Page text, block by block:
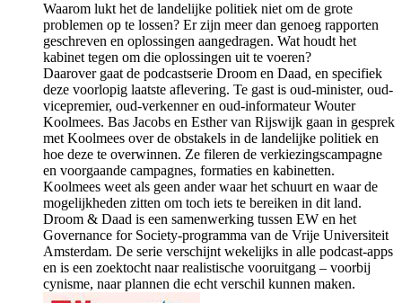
Waarom lukt het de landelijke politiek niet om de grote
problemen op te lossen? Er zijn meer dan genoeg rapporten
geschreven en oplossingen aangedragen. Wat houdt het
kabinet tegen om die oplossingen uit te voeren?
Daarover gaat de podcastserie Droom en Daad, en specifiek
deze voorlopig laatste aflevering. Te gast is oud-minister, oud-
vicepremier, oud-verkenner en oud-informateur Wouter
Koolmees. Bas Jacobs en Esther van Rijswijk gaan in gesprek
met Koolmees over de obstakels in de landelijke politiek en
hoe deze te overwinnen. Ze fileren de verkiezingscampagne
en voorgaande campagnes, formaties en kabinetten.
Koolmees weet als geen ander waar het schuurt en waar de
mogelijkheden zitten om toch iets te bereiken in dit land.
Droom & Daad is een samenwerking tussen EW en het
Governance for Society-programma van de Vrije Universiteit
Amsterdam. De serie verschijnt wekelijks in alle podcast-apps
en is een zoektocht naar realistische vooruitgang – voorbij
cynisme, naar plannen die echt verschil kunnen maken.